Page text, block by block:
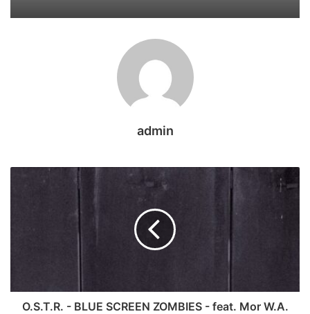
admin
O.S.T.R. - BLUE SCREEN ZOMBIES - feat. Mor W.A.